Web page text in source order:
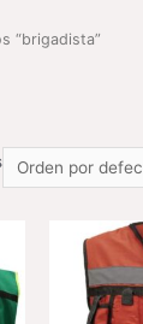
“brigadista”